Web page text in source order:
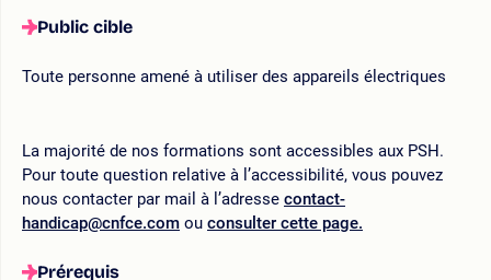
Public cible
Toute personne amené à utiliser des appareils électriques
La majorité de nos formations sont accessibles aux PSH.
Pour toute question relative à l’accessibilité, vous pouvez
nous contacter par mail à l’adresse contact-
handicap@cnfce.com ou consulter cette page.
Prérequis